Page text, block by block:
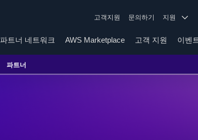
고객지원 문의하기 지원
파트너 네트워크 AWS Marketplace 고객 지원 이벤
파트너